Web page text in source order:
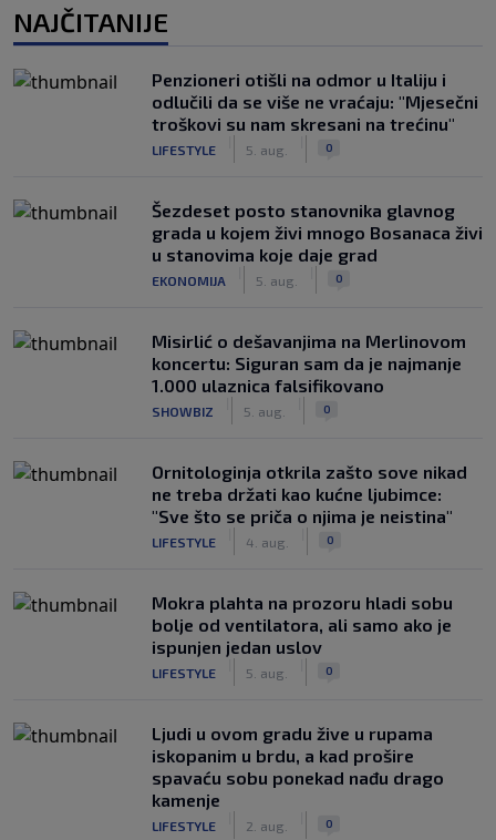
NAJČITANIJE
Penzioneri otišli na odmor u Italiju i
odlučili da se više ne vraćaju: "Mjesečni
troškovi su nam skresani na trećinu"
LIFESTYLE 5. aug. 0
Šezdeset posto stanovnika glavnog
grada u kojem živi mnogo Bosanaca živi
u stanovima koje daje grad
EKONOMIJA 5. aug. 0
Misirlić o dešavanjima na Merlinovom
koncertu: Siguran sam da je najmanje
1.000 ulaznica falsifikovano
SHOWBIZ 5. aug. 0
Ornitologinja otkrila zašto sove nikad
ne treba držati kao kućne ljubimce:
"Sve što se priča o njima je neistina"
LIFESTYLE 4. aug. 0
Mokra plahta na prozoru hladi sobu
bolje od ventilatora, ali samo ako je
ispunjen jedan uslov
LIFESTYLE 5. aug. 0
Ljudi u ovom gradu žive u rupama
iskopanim u brdu, a kad prošire
spavaću sobu ponekad nađu drago
kamenje
LIFESTYLE 2. aug. 0